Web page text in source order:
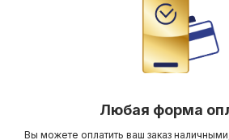
Любая форма
Вы можете оплатить ваш заказ